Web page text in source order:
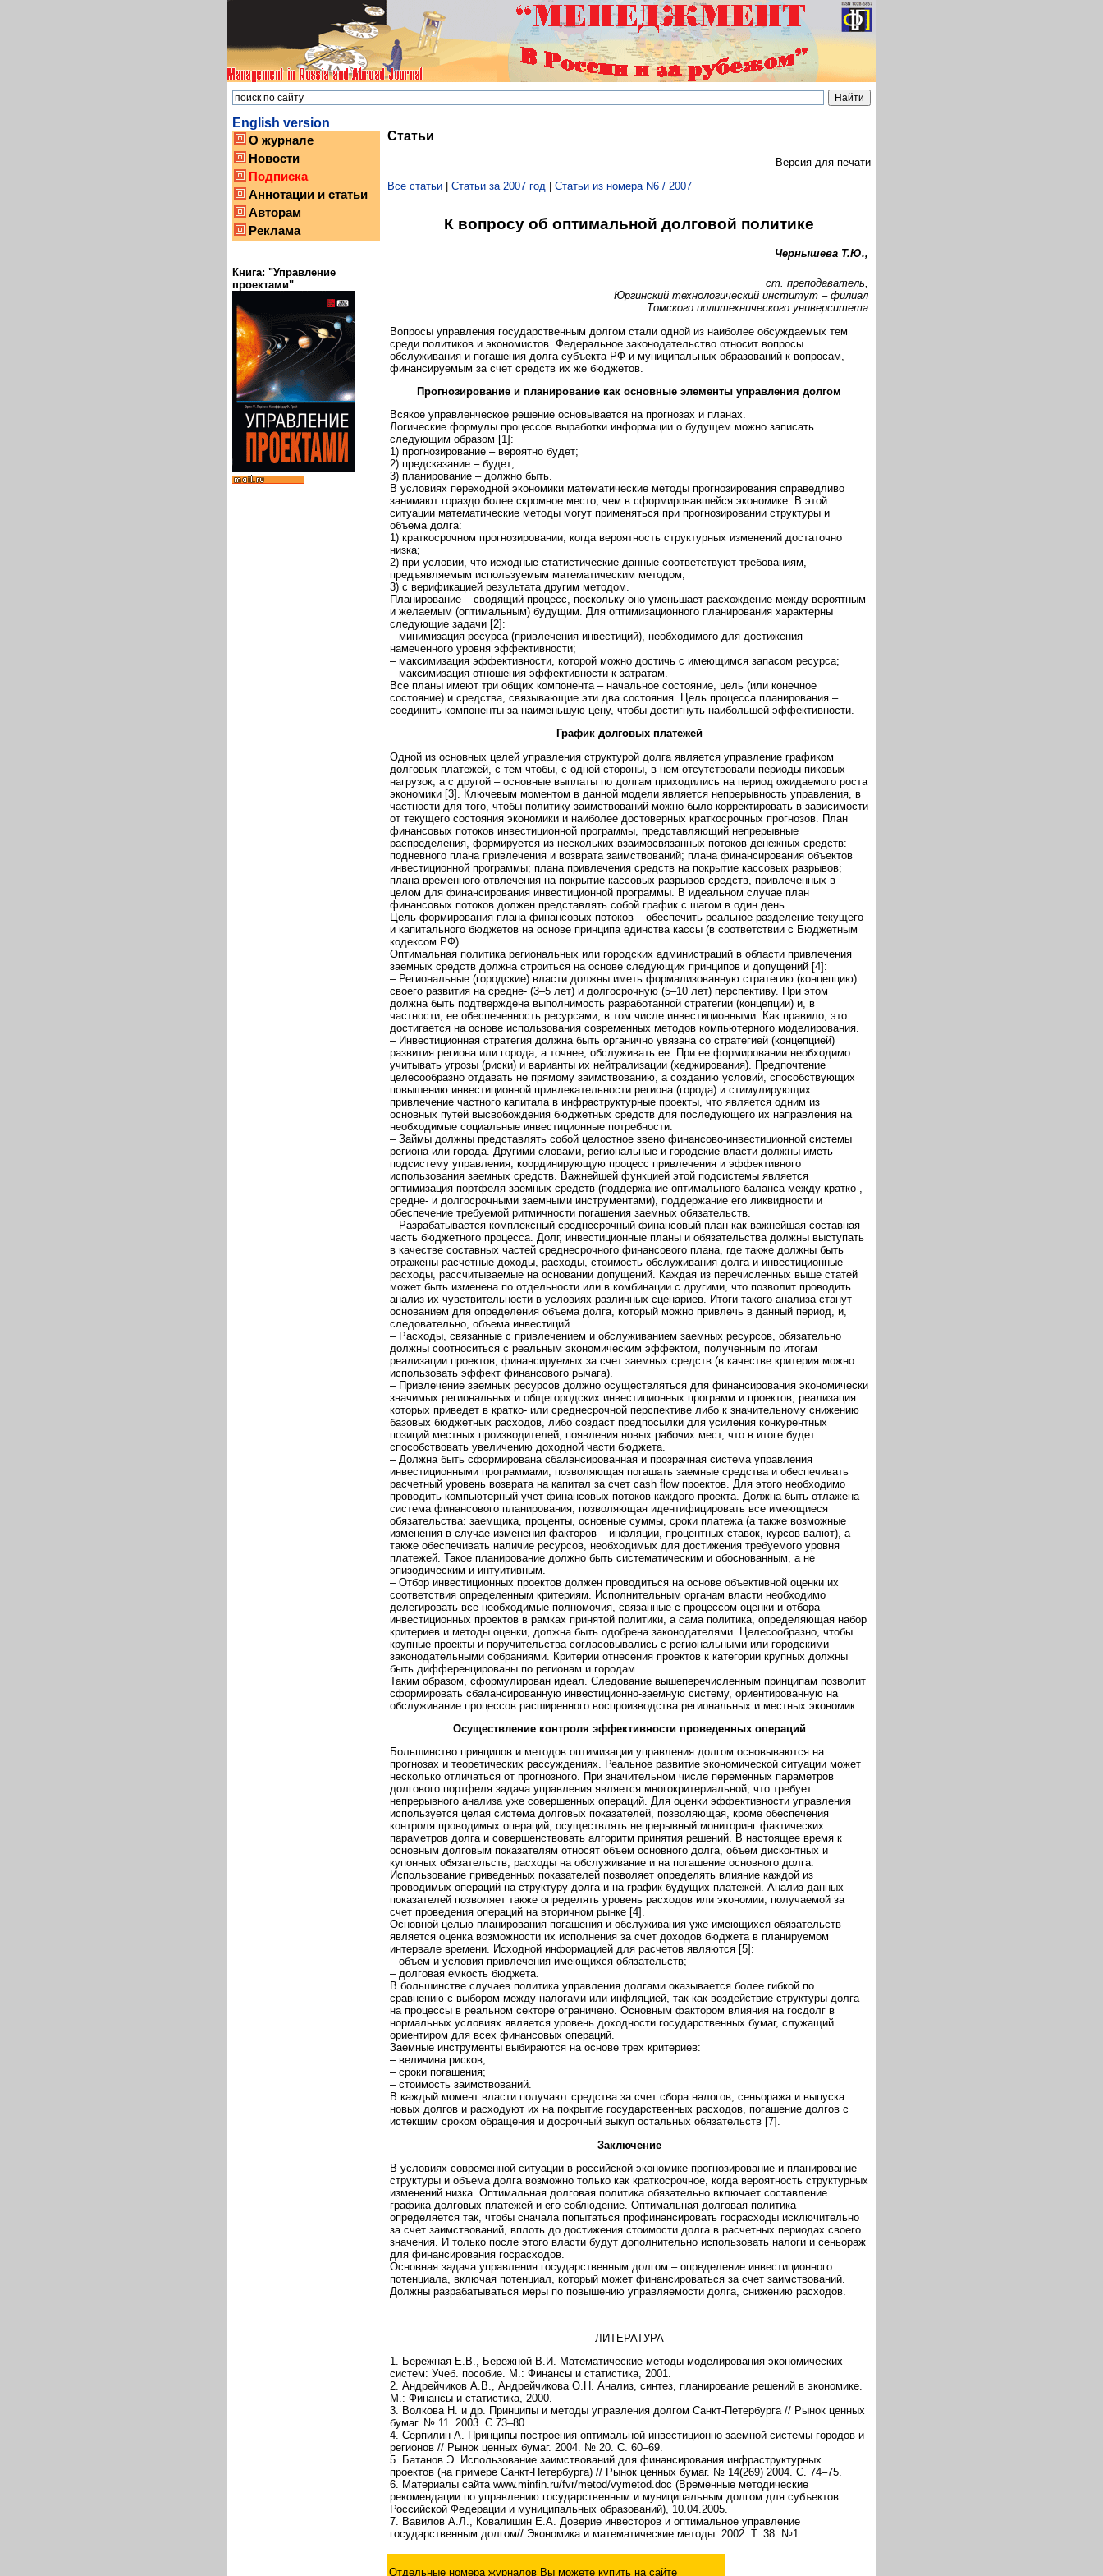
English version
О журнале
Новости
Подписка
Аннотации и статьи
Авторам
Реклама
Книга: "Управление
проектами"
Статьи
Версия для печати
Все статьи | Статьи за 2007 год | Статьи из номера N6 / 2007
К вопросу об оптимальной долговой политике
Чернышева Т.Ю.,
ст. преподаватель,
Юргинский технологический институт – филиал
Томского политехнического университета
Вопросы управления государственным долгом стали одной из наиболее обсуждаемых тем
среди политиков и экономистов. Федеральное законодательство относит вопросы
обслуживания и погашения долга субъекта РФ и муниципальных образований к вопросам,
финансируемым за счет средств их же бюджетов.
Прогнозирование и планирование как основные элементы управления долгом
Всякое управленческое решение основывается на прогнозах и планах.
Логические формулы процессов выработки информации о будущем можно записать
следующим образом [1]:
1) прогнозирование – вероятно будет;
2) предсказание – будет;
3) планирование – должно быть.
В условиях переходной экономики математические методы прогнозирования справедливо
занимают гораздо более скромное место, чем в сформировавшейся экономике. В этой
ситуации математические методы могут применяться при прогнозировании структуры и
объема долга:
1) краткосрочном прогнозировании, когда вероятность структурных изменений достаточно
низка;
2) при условии, что исходные статистические данные соответствуют требованиям,
предъявляемым используемым математическим методом;
3) с верификацией результата другим методом.
Планирование – сводящий процесс, поскольку оно уменьшает расхождение между вероятным
и желаемым (оптимальным) будущим. Для оптимизационного планирования характерны
следующие задачи [2]:
– минимизация ресурса (привлечения инвестиций), необходимого для достижения
намеченного уровня эффективности;
– максимизация эффективности, которой можно достичь с имеющимся запасом ресурса;
– максимизация отношения эффективности к затратам.
Все планы имеют три общих компонента – начальное состояние, цель (или конечное
состояние) и средства, связывающие эти два состояния. Цель процесса планирования –
соединить компоненты за наименьшую цену, чтобы достигнуть наибольшей эффективности.
График долговых платежей
Одной из основных целей управления структурой долга является управление графиком
долговых платежей, с тем чтобы, с одной стороны, в нем отсутствовали периоды пиковых
нагрузок, а с другой – основные выплаты по долгам приходились на период ожидаемого роста
экономики [3]. Ключевым моментом в данной модели является непрерывность управления, в
частности для того, чтобы политику заимствований можно было корректировать в зависимости
от текущего состояния экономики и наиболее достоверных краткосрочных прогнозов. План
финансовых потоков инвестиционной программы, представляющий непрерывные
распределения, формируется из нескольких взаимосвязанных потоков денежных средств:
подневного плана привлечения и возврата заимствований; плана финансирования объектов
инвестиционной программы; плана привлечения средств на покрытие кассовых разрывов;
плана временного отвлечения на покрытие кассовых разрывов средств, привлеченных в
целом для финансирования инвестиционной программы. В идеальном случае план
финансовых потоков должен представлять собой график с шагом в один день.
Цель формирования плана финансовых потоков – обеспечить реальное разделение текущего
и капитального бюджетов на основе принципа единства кассы (в соответствии с Бюджетным
кодексом РФ).
Оптимальная политика региональных или городских администраций в области привлечения
заемных средств должна строиться на основе следующих принципов и допущений [4]:
– Региональные (городские) власти должны иметь формализованную стратегию (концепцию)
своего развития на средне- (3–5 лет) и долгосрочную (5–10 лет) перспективу. При этом
должна быть подтверждена выполнимость разработанной стратегии (концепции) и, в
частности, ее обеспеченность ресурсами, в том числе инвестиционными. Как правило, это
достигается на основе использования современных методов компьютерного моделирования.
– Инвестиционная стратегия должна быть органично увязана со стратегией (концепцией)
развития региона или города, а точнее, обслуживать ее. При ее формировании необходимо
учитывать угрозы (риски) и варианты их нейтрализации (хеджирования). Предпочтение
целесообразно отдавать не прямому заимствованию, а созданию условий, способствующих
повышению инвестиционной привлекательности региона (города) и стимулирующих
привлечение частного капитала в инфраструктурные проекты, что является одним из
основных путей высвобождения бюджетных средств для последующего их направления на
необходимые социальные инвестиционные потребности.
– Займы должны представлять собой целостное звено финансово-инвестиционной системы
региона или города. Другими словами, региональные и городские власти должны иметь
подсистему управления, координирующую процесс привлечения и эффективного
использования заемных средств. Важнейшей функцией этой подсистемы является
оптимизация портфеля заемных средств (поддержание оптимального баланса между кратко-,
средне- и долгосрочными заемными инструментами), поддержание его ликвидности и
обеспечение требуемой ритмичности погашения заемных обязательств.
– Разрабатывается комплексный среднесрочный финансовый план как важнейшая составная
часть бюджетного процесса. Долг, инвестиционные планы и обязательства должны выступать
в качестве составных частей среднесрочного финансового плана, где также должны быть
отражены расчетные доходы, расходы, стоимость обслуживания долга и инвестиционные
расходы, рассчитываемые на основании допущений. Каждая из перечисленных выше статей
может быть изменена по отдельности или в комбинации с другими, что позволит проводить
анализ их чувствительности в условиях различных сценариев. Итоги такого анализа станут
основанием для определения объема долга, который можно привлечь в данный период, и,
следовательно, объема инвестиций.
– Расходы, связанные с привлечением и обслуживанием заемных ресурсов, обязательно
должны соотноситься с реальным экономическим эффектом, полученным по итогам
реализации проектов, финансируемых за счет заемных средств (в качестве критерия можно
использовать эффект финансового рычага).
– Привлечение заемных ресурсов должно осуществляться для финансирования экономически
значимых региональных и общегородских инвестиционных программ и проектов, реализация
которых приведет в кратко- или среднесрочной перспективе либо к значительному снижению
базовых бюджетных расходов, либо создаст предпосылки для усиления конкурентных
позиций местных производителей, появления новых рабочих мест, что в итоге будет
способствовать увеличению доходной части бюджета.
– Должна быть сформирована сбалансированная и прозрачная система управления
инвестиционными программами, позволяющая погашать заемные средства и обеспечивать
расчетный уровень возврата на капитал за счет cash flow проектов. Для этого необходимо
проводить компьютерный учет финансовых потоков каждого проекта. Должна быть отлажена
система финансового планирования, позволяющая идентифицировать все имеющиеся
обязательства: заемщика, проценты, основные суммы, сроки платежа (а также возможные
изменения в случае изменения факторов – инфляции, процентных ставок, курсов валют), а
также обеспечивать наличие ресурсов, необходимых для достижения требуемого уровня
платежей. Такое планирование должно быть систематическим и обоснованным, а не
эпизодическим и интуитивным.
– Отбор инвестиционных проектов должен проводиться на основе объективной оценки их
соответствия определенным критериям. Исполнительным органам власти необходимо
делегировать все необходимые полномочия, связанные с процессом оценки и отбора
инвестиционных проектов в рамках принятой политики, а сама политика, определяющая набор
критериев и методы оценки, должна быть одобрена законодателями. Целесообразно, чтобы
крупные проекты и поручительства согласовывались с региональными или городскими
законодательными собраниями. Критерии отнесения проектов к категории крупных должны
быть дифференцированы по регионам и городам.
Таким образом, сформулирован идеал. Следование вышеперечисленным принципам позволит
сформировать сбалансированную инвестиционно-заемную систему, ориентированную на
обслуживание процессов расширенного воспроизводства региональных и местных экономик.
Осуществление контроля эффективности проведенных операций
Большинство принципов и методов оптимизации управления долгом основываются на
прогнозах и теоретических рассуждениях. Реальное развитие экономической ситуации может
несколько отличаться от прогнозного. При значительном числе переменных параметров
долгового портфеля задача управления является многокритериальной, что требует
непрерывного анализа уже совершенных операций. Для оценки эффективности управления
используется целая система долговых показателей, позволяющая, кроме обеспечения
контроля проводимых операций, осуществлять непрерывный мониторинг фактических
параметров долга и совершенствовать алгоритм принятия решений. В настоящее время к
основным долговым показателям относят объем основного долга, объем дисконтных и
купонных обязательств, расходы на обслуживание и на погашение основного долга.
Использование приведенных показателей позволяет определять влияние каждой из
проводимых операций на структуру долга и на график будущих платежей. Анализ данных
показателей позволяет также определять уровень расходов или экономии, получаемой за
счет проведения операций на вторичном рынке [4].
Основной целью планирования погашения и обслуживания уже имеющихся обязательств
является оценка возможности их исполнения за счет доходов бюджета в планируемом
интервале времени. Исходной информацией для расчетов являются [5]:
– объем и условия привлечения имеющихся обязательств;
– долговая емкость бюджета.
В большинстве случаев политика управления долгами оказывается более гибкой по
сравнению с выбором между налогами или инфляцией, так как воздействие структуры долга
на процессы в реальном секторе ограничено. Основным фактором влияния на госдолг в
нормальных условиях является уровень доходности государственных бумаг, служащий
ориентиром для всех финансовых операций.
Заемные инструменты выбираются на основе трех критериев:
– величина рисков;
– сроки погашения;
– стоимость заимствований.
В каждый момент власти получают средства за счет сбора налогов, сеньоража и выпуска
новых долгов и расходуют их на покрытие государственных расходов, погашение долгов с
истекшим сроком обращения и досрочный выкуп остальных обязательств [7].
Заключение
В условиях современной ситуации в российской экономике прогнозирование и планирование
структуры и объема долга возможно только как краткосрочное, когда вероятность структурных
изменений низка. Оптимальная долговая политика обязательно включает составление
графика долговых платежей и его соблюдение. Оптимальная долговая политика
определяется так, чтобы сначала попытаться профинансировать госрасходы исключительно
за счет заимствований, вплоть до достижения стоимости долга в расчетных периодах своего
значения. И только после этого власти будут дополнительно использовать налоги и сеньораж
для финансирования госрасходов.
Основная задача управления государственным долгом – определение инвестиционного
потенциала, включая потенциал, который может финансироваться за счет заимствований.
Должны разрабатываться меры по повышению управляемости долга, снижению расходов.
ЛИТЕРАТУРА
1. Бережная Е.В., Бережной В.И. Математические методы моделирования экономических
систем: Учеб. пособие. М.: Финансы и статистика, 2001.
2. Андрейчиков А.В., Андрейчикова О.Н. Анализ, синтез, планирование решений в экономике.
М.: Финансы и статистика, 2000.
3. Волкова Н. и др. Принципы и методы управления долгом Санкт-Петербурга // Рынок ценных
бумаг. № 11. 2003. С.73–80.
4. Серпилин А. Принципы построения оптимальной инвестиционно-заемной системы городов и
регионов // Рынок ценных бумаг. 2004. № 20. С. 60–69.
5. Батанов Э. Использование заимствований для финансирования инфраструктурных
проектов (на примере Санкт-Петербурга) // Рынок ценных бумаг. № 14(269) 2004. С. 74–75.
6. Материалы сайта www.minfin.ru/fvr/metod/vymetod.doc (Временные методические
рекомендации по управлению государственным и муниципальным долгом для субъектов
Российской Федерации и муниципальных образований), 10.04.2005.
7. Вавилов А.Л., Ковалишин Е.А. Доверие инвесторов и оптимальное управление
государственным долгом// Экономика и математические методы. 2002. Т. 38. №1.
Отдельные номера журналов Вы можете купить на сайте